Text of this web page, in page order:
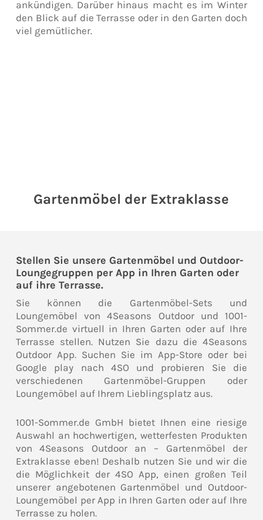
ankündigen. Darüber hinaus macht es im Winter
den Blick auf die Terrasse oder in den Garten doch
viel gemütlicher.
Gartenmöbel der Extraklasse
Stellen Sie unsere Gartenmöbel und Outdoor-
Loungegruppen per App in Ihren Garten oder
auf ihre Terrasse.
Sie können die Gartenmöbel-Sets und
Loungemöbel von 4Seasons Outdoor und 1001-
Sommer.de virtuell in Ihren Garten oder auf Ihre
Terrasse stellen. Nutzen Sie dazu die 4Seasons
Outdoor App. Suchen Sie im App-Store oder bei
Google play nach 4SO und probieren Sie die
verschiedenen Gartenmöbel-Gruppen oder
Loungemöbel auf Ihrem Lieblingsplatz aus.
1001-Sommer.de GmbH bietet Ihnen eine riesige
Auswahl an hochwertigen, wetterfesten Produkten
von 4Seasons Outdoor an – Gartenmöbel der
Extraklasse eben! Deshalb nutzen Sie und wir die
die Möglichkeit der 4SO App, einen großen Teil
unserer angebotenen Gartenmöbel und Outdoor-
Loungemöbel per App in Ihren Garten oder auf Ihre
Terrasse zu holen.